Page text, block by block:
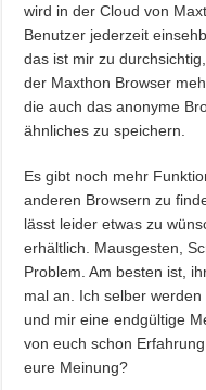
wird in der Cloud von
Benutzer jederzeit
das ist mir zu
der Maxthon Browser
die auch das anonyme
ähnliches zu speichern.
Es gibt noch mehr
anderen Browsern zu
lässt leider etwas zu
erhältlich. Mausgesten,
Problem. Am besten ist,
mal an. Ich selber
und mir eine endgültige
von euch schon
eure Meinung?